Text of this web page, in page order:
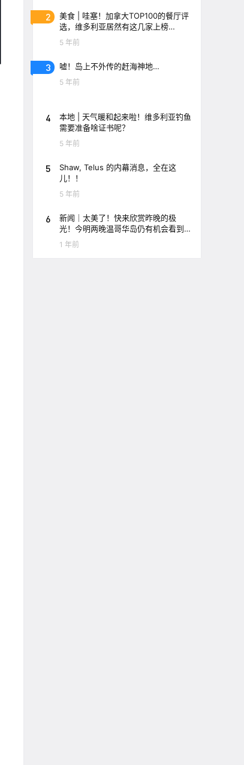
2
美食 | 哇塞！加拿大TOP100的餐厅评
选，维多利亚居然有这几家上榜
了！！
5 年前
3 嘘！岛上不外传的赶海神地…
5 年前
4
本地 | 天气暖和起来啦！维多利亚钓鱼
需要准备啥证书呢？
5 年前
5
Shaw, Telus 的内幕消息，全在这
儿！！
5 年前
6
新闻｜太美了！快来欣赏昨晚的极
光！今明两晚温哥华岛仍有机会看到
极光哦！
1 年前